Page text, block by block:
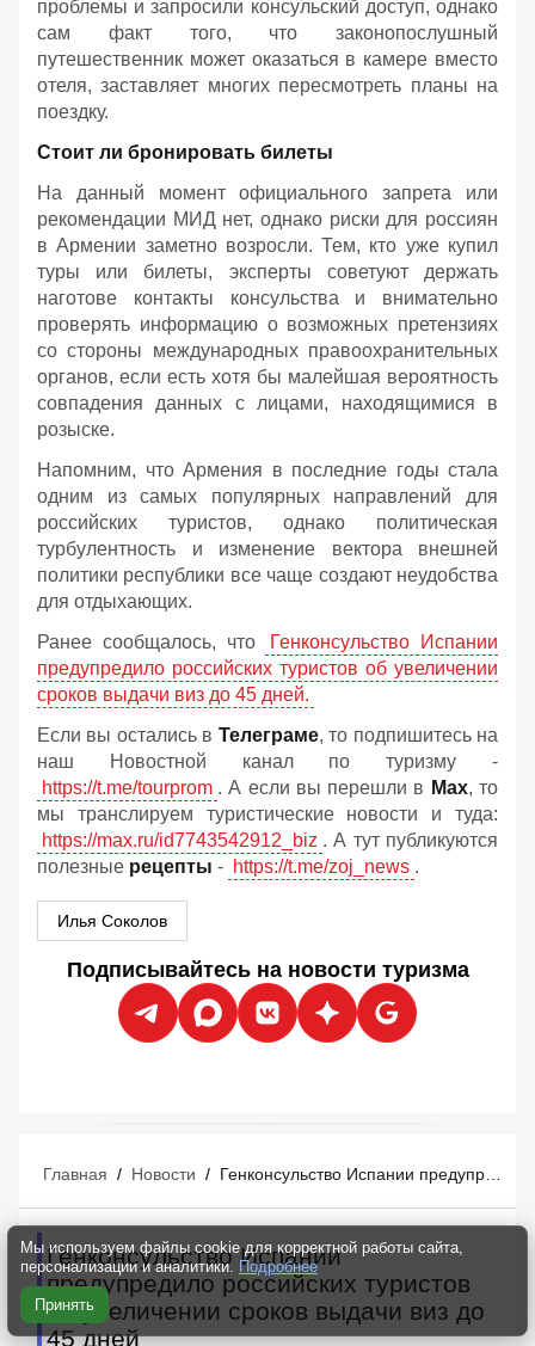
проблемы и запросили консульский доступ, однако
сам факт того, что законопослушный
путешественник может оказаться в камере вместо
отеля, заставляет многих пересмотреть планы на
поездку.
Стоит ли бронировать билеты
На данный момент официального запрета или
рекомендации МИД нет, однако риски для россиян
в Армении заметно возросли. Тем, кто уже купил
туры или билеты, эксперты советуют держать
наготове контакты консульства и внимательно
проверять информацию о возможных претензиях
со стороны международных правоохранительных
органов, если есть хотя бы малейшая вероятность
совпадения данных с лицами, находящимися в
розыске.
Напомним, что Армения в последние годы стала
одним из самых популярных направлений для
российских туристов, однако политическая
турбулентность и изменение вектора внешней
политики республики все чаще создают неудобства
для отдыхающих.
Ранее сообщалось, что
Генконсульство Испании
предупредило российских туристов об увеличении
сроков выдачи виз до 45 дней.
Если вы остались в Телеграме, то подпишитесь на
наш Новостной канал по туризму -
https://t.me/tourprom . А если вы перешли в Мах, то
мы транслируем туристические новости и туда:
https://max.ru/id7743542912_biz . А тут публикуются
полезные рецепты - https://t.me/zoj_news .
Илья Соколов
Подписывайтесь на новости туризма
Главная / Новости / Генконсульство Испании предупредило российских туристов об увеличении сроков выдачи виз до 45 дней
Генконсульство Испании
предупредило российских туристов
об увеличении сроков выдачи виз до
45 дней
Мы используем файлы cookie для корректной работы сайта,
персонализации и аналитики. Подробнее
Принять